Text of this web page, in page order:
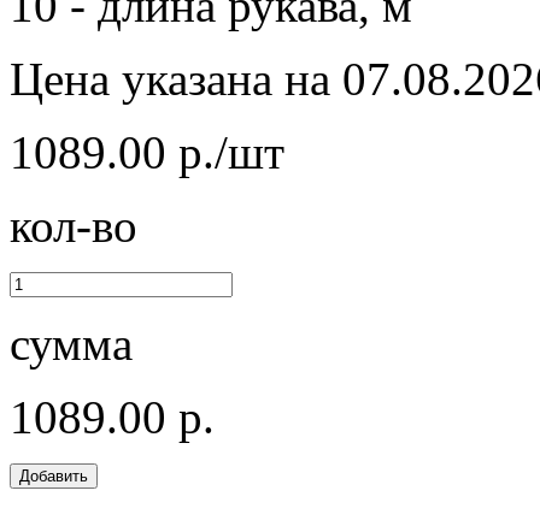
Цена указана на
1089.00 р./шт
кол-во
сумма
1089.00 р.